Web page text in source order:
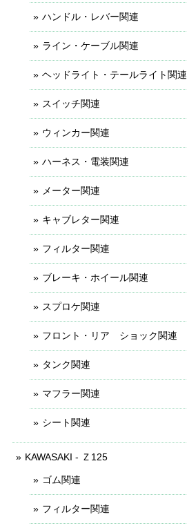
ハンドル・レバー関連
ライン・ケーブル関連
ヘッドライト・テールライト関連
スイッチ関連
ウィンカー関連
ハーネス・電装関連
メーター関連
キャブレター関連
フィルター関連
ブレーキ・ホイール関連
スプロケ関連
フロント・リア ショック関連
タンク関連
マフラー関連
シート関連
KAWASAKI - Ｚ125
ゴム関連
フィルター関連